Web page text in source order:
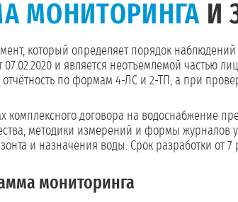
МОНИТОРИНГА И
который определяет порядок
и является неотъемлемой частью
по формам 4-ЛС и 2-ТП, а при
комплексного договора на водоснабжение
методики измерений и формы журналов
и назначения воды. Срок разработки от 7
мониторинга